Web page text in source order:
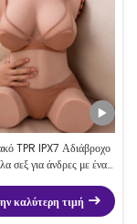
TPR IPX7 Αδιάβροχο
σεξ για άνδρες με ένα
καλύτερη τιμή